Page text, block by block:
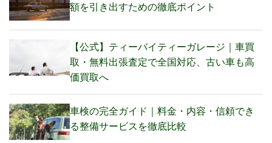
額を引き出すための徹底ポイント
【公式】ティーバイティーガレージ｜車買
取・無料出張査定で全国対応、古い車も高
価買取へ
車検の完全ガイド｜料金・内容・信頼でき
る整備サービスを徹底比較